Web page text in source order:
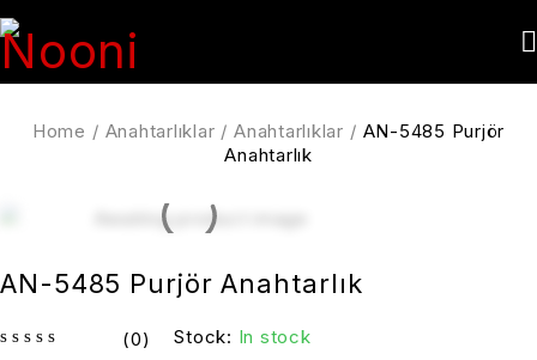
Home / Anahtarlıklar / Anahtarlıklar / AN-5485 Purjör
Anahtarlık
AN-5485 Purjör Anahtarlık
(0) Stock: In stock